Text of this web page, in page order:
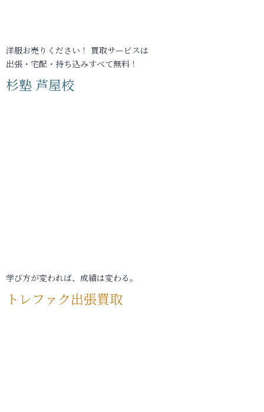
洋服お売りください！ 買取サービスは
出張・宅配・持ち込みすべて無料！
杉塾 芦屋校
学び方が変われば、成績は変わる。
トレファク出張買取